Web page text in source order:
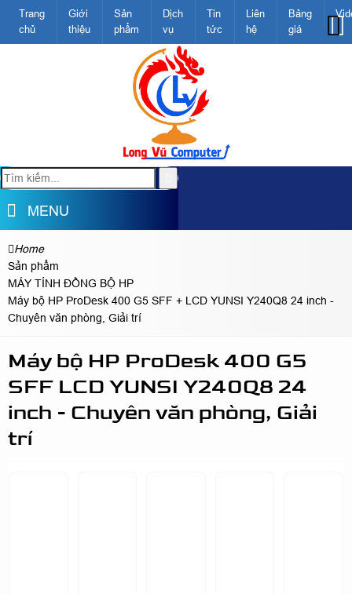
Trang
chủ
Giới
thiệu
Sản
phẩm
Dịch
vụ
Tin
tức
Liên
hệ
Bảng
giá
MENU
Home
Sản phẩm
MÁY TÍNH ĐỒNG BỘ HP
Máy bộ HP ProDesk 400 G5 SFF + LCD YUNSI Y240Q8 24 inch -
Chuyên văn phòng, Giải trí
Máy bộ HP ProDesk 400 G5
SFF LCD YUNSI Y240Q8 24
inch - Chuyên văn phòng, Giải
trí